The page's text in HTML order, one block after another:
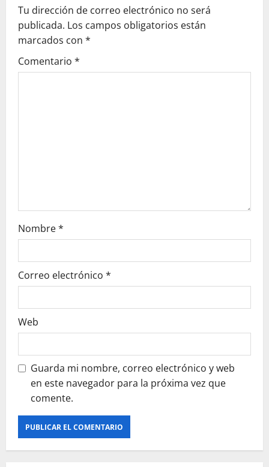
i
ó
n
r
a
d
a
s
Tu dirección de correo electrónico no será
publicada. Los campos obligatorios están
marcados con *
Comentario *
Nombre*
Correo electrónico *
Web
Guarda mi nombre, correo electrónico y web
en este navegador para la próxima vez que
comente.